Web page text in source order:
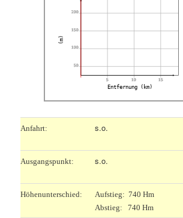
50
100
150
200
5 10 15
Entfernung (km)
(m)
Anfahrt: s.o.
Ausgangspunkt: s.o.
Höhenunterschied:
Aufstieg: 740 Hm
Abstieg: 740 Hm